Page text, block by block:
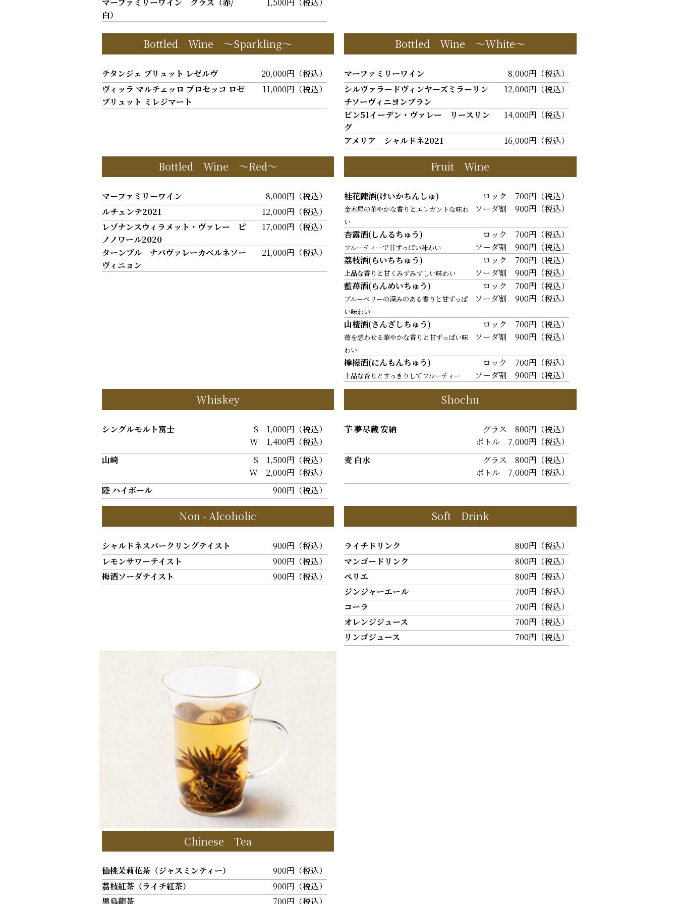
白）
Bottled Wine ～Sparkling～
テタンジェ ブリュット レゼルヴ
20,000円（税込）
ヴィッラ マルチェッロ プロセッコ ロゼ
ブリュット ミレジマート
11,000円（税込）
Bottled Wine ～White～
マーファミリーワイン
8,000円（税込）
シルヴァラードヴィンヤーズミラーリン
チソーヴィニヨンブラン
12,000円（税込）
ビン51イーデン・ヴァレー リースリン
グ
14,000円（税込）
アメリア シャルドネ2021 16,000円（税込）
Bottled Wine ～Red～
マーファミリーワイン
8,000円（税込）
ルチェンテ2021
12,000円（税込）
レゾナンスウィラメット・ヴァレー ピ
ノノワール2020
17,000円（税込）
ターンブル ナパヴァレーカベルネソー
ヴィニョン
21,000円（税込）
Fruit Wine
桂花陳酒(けいかちんしゅ)
金木犀の華やかな香りとエレガントな味わ
い
ロック 700円（税込）
ソーダ割 900円（税込）
杏露酒(しんるちゅう)
フルーティーで甘ずっぱい味わい
ロック 700円（税込）
ソーダ割 900円（税込）
荔枝酒(らいちちゅう)
上品な香りと甘くみずみずしい味わい
ロック 700円（税込）
ソーダ割 900円（税込）
藍苺酒(らんめいちゅう)
ブルーベリーの深みのある香りと甘ずっぱ
い味わい
ロック 700円（税込）
ソーダ割 900円（税込）
山楂酒(さんざしちゅう)
苺を想わせる華やかな香りと甘ずっぱい味
わい
ロック 700円（税込）
ソーダ割 900円（税込）
檸檬酒(にんもんちゅう)
上品な香りとすっきりしてフルーティー
ロック 700円（税込）
ソーダ割 900円（税込）
Whiskey
シングルモルト富士
S 1,000円（税込）
W 1,400円（税込）
山崎
S 1,500円（税込）
W 2,000円（税込）
陸 ハイボール
900円（税込）
Shochu
芋 夢尽蔵 安納
グラス 800円（税込）
ボトル 7,000円（税込）
麦 白水
グラス 800円（税込）
ボトル 7,000円（税込）
Non - Alcoholic
シャルドネスパークリングテイスト
900円（税込）
レモンサワーテイスト
900円（税込）
梅酒ソーダテイスト
900円（税込）
Soft Drink
ライチドリンク
800円（税込）
マンゴードリンク
800円（税込）
ペリエ
800円（税込）
ジンジャーエール
700円（税込）
コーラ
700円（税込）
オレンジジュース
700円（税込）
リンゴジュース
700円（税込）
Chinese Tea
仙桃茉莉花茶（ジャスミンティー）
900円（税込）
茘枝紅茶（ライチ紅茶）
900円（税込）
黒烏龍茶
700円（税込）